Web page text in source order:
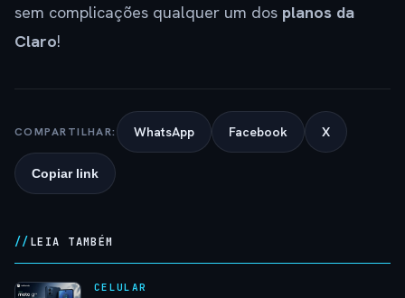
sem complicações qualquer um dos planos da
Claro!
COMPARTILHAR: WhatsApp Facebook X
Copiar link
LEIA TAMBÉM
CELULAR